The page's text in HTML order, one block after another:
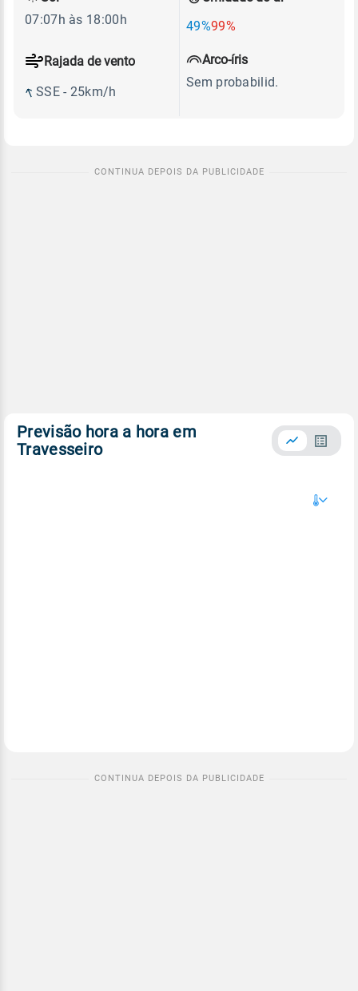
49%99%
Rajada de vento
SSE - 25km/h
07:07h às 18:00h
Arco-íris
Sem probabilid.
Previsão hora a hora em
Travesseiro